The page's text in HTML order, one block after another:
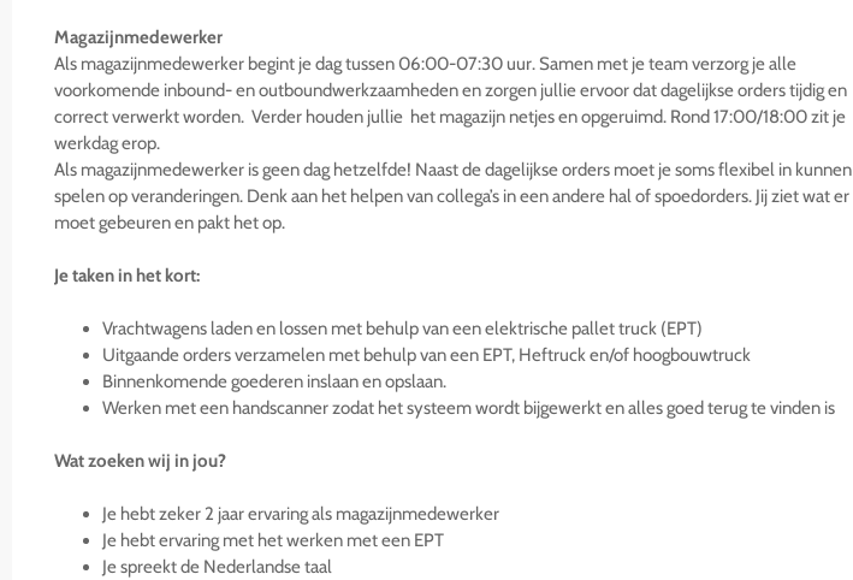
Magazijnmedewerker
Als magazijnmedewerker begint je dag tussen 06:00-07:30 uur. Samen met je team verzorg je alle
voorkomende inbound- en outboundwerkzaamheden en zorgen jullie ervoor dat dagelijkse orders tijdig en
correct verwerkt worden. Verder houden jullie het magazijn netjes en opgeruimd. Rond 17:00/18:00 zit je
werkdag erop.
Als magazijnmedewerker is geen dag hetzelfde! Naast de dagelijkse orders moet je soms flexibel in kunnen
spelen op veranderingen. Denk aan het helpen van collega’s in een andere hal of spoedorders. Jij ziet wat er
moet gebeuren en pakt het op.
Je taken in het kort:
Vrachtwagens laden en lossen met behulp van een elektrische pallet truck (EPT)
Uitgaande orders verzamelen met behulp van een EPT, Heftruck en/of hoogbouwtruck
Binnenkomende goederen inslaan en opslaan.
Werken met een handscanner zodat het systeem wordt bijgewerkt en alles goed terug te vinden is
Wat zoeken wij in jou?
Je hebt zeker 2 jaar ervaring als magazijnmedewerker
Je hebt ervaring met het werken met een EPT
Je spreekt de Nederlandse taal